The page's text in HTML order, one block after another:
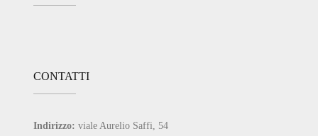
CONTATTI
Indirizzo: viale Aurelio Saffi, 54